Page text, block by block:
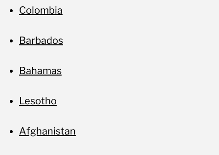
Colombia
Barbados
Bahamas
Lesotho
Afghanistan